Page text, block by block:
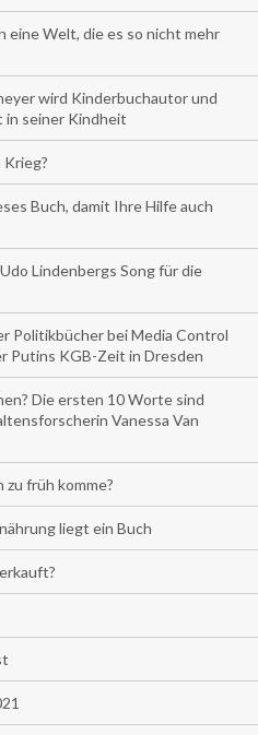
eine Welt, die es so nicht mehr
wird Kinderbuchautor und
seiner Kindheit
Buch, damit Ihre Hilfe auch
Lindenbergs Song für die
Politikbücher bei Media Control
Putins KGB-Zeit in Dresden
Die ersten 10 Worte sind
Vanessa Van
zu früh komme?
liegt ein Buch